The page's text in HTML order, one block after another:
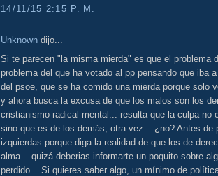
14/11/15 2:15 P. M.
Unknown dijo...
Si te parecen "la misma mierda" es que el problema
problema del que ha votado al pp pensando que iba
del psoe, que se ha comido una mierda porque solo
y ahora busca la excusa de que los malos son los
cristianismo radical mental... resulta que la culpa no
sino que es de los demás, otra vez... ¿no? Antes de
izquierdas porque diga la realidad de que los de
alma... quizá deberias informarte un poquito sobre
perdido... Si quieres saber algo, un mínimo de